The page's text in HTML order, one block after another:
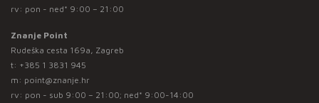
rv: pon - ned* 9:00 – 21:00
Znanje Point
Rudeška cesta 169a, Zagreb
t: +385 1 3831 945
m: point@znanje.hr
rv: pon - sub 9:00 – 21:00; ned* 9:00-14:00